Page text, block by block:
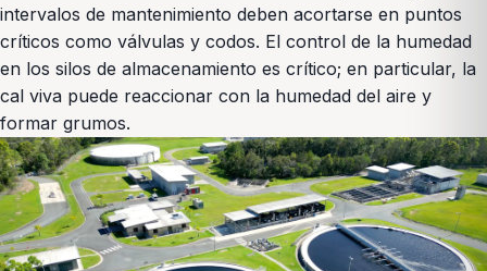
intervalos de mantenimiento deben acortarse en puntos
críticos como válvulas y codos. El control de la humedad
en los silos de almacenamiento es crítico; en particular, la
cal viva puede reaccionar con la humedad del aire y
formar grumos.